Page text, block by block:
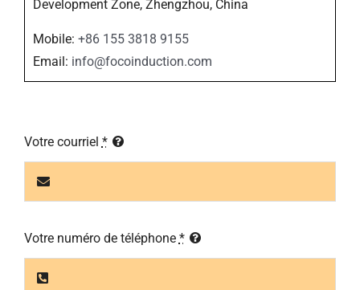
Development Zone, Zhengzhou, China
Mobile: +86 155 3818 9155
Email: info@focoinduction.com
Votre courriel *
Votre numéro de téléphone *